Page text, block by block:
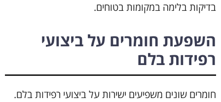
בדיקות בלימה במקומות בטוחים.
השפעת חומרים על ביצועי
רפידות בלם
חומרים שונים משפיעים ישירות על ביצועי רפידות בלם.